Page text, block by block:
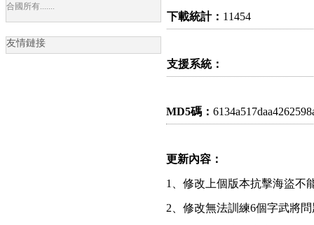
合國所有.......
友情鏈接
下載統計： 11454
支援系統：
MD5碼：
更新內容：
1、修改上個版本抗擊海盜不
2、修改無法訓練6個字武將